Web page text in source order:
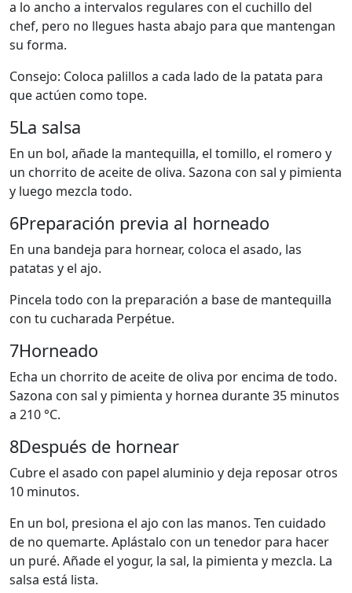
a lo ancho a intervalos regulares con el cuchillo del
chef, pero no llegues hasta abajo para que mantengan
su forma.
Consejo: Coloca palillos a cada lado de la patata para
que actúen como tope.
5La salsa
En un bol, añade la mantequilla, el tomillo, el romero y
un chorrito de aceite de oliva. Sazona con sal y pimienta
y luego mezcla todo.
6Preparación previa al horneado
En una bandeja para hornear, coloca el asado, las
patatas y el ajo.
Pincela todo con la preparación a base de mantequilla
con tu cucharada Perpétue.
7Horneado
Echa un chorrito de aceite de oliva por encima de todo.
Sazona con sal y pimienta y hornea durante 35 minutos
a 210 °C.
8Después de hornear
Cubre el asado con papel aluminio y deja reposar otros
10 minutos.
En un bol, presiona el ajo con las manos. Ten cuidado
de no quemarte. Aplástalo con un tenedor para hacer
un puré. Añade el yogur, la sal, la pimienta y mezcla. La
salsa está lista.